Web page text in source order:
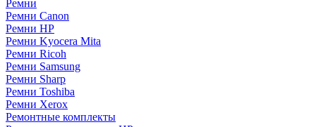
Ремни
Ремни Canon
Ремни HP
Ремни Kyocera Mita
Ремни Ricoh
Ремни Samsung
Ремни Sharp
Ремни Toshiba
Ремни Xerox
Ремонтные комплекты